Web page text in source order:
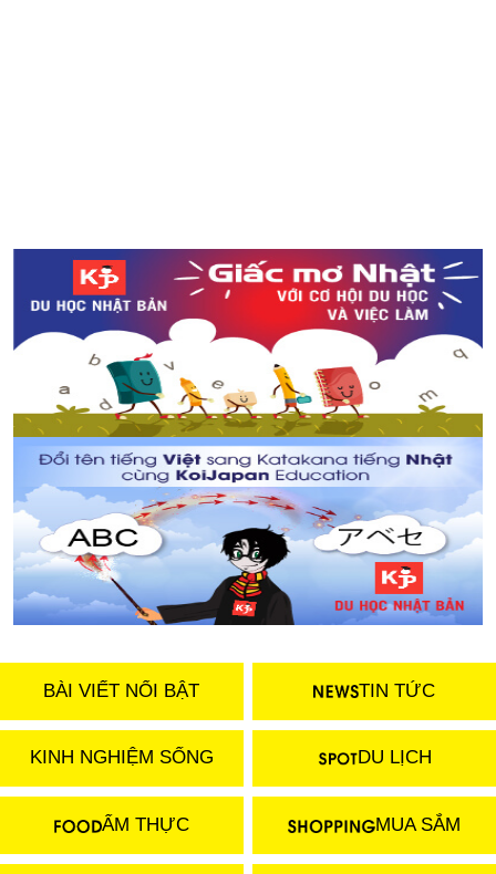
BÀI VIẾT NỔI BẬT TIN TỨC
KINH NGHIỆM SỐNG DU LỊCH
ẨM THỰC MUA SẮM